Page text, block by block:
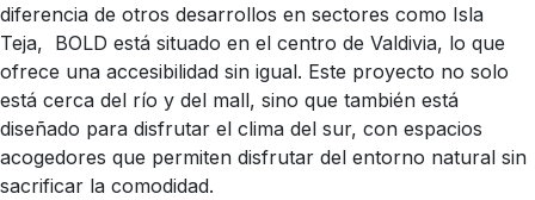
diferencia de otros desarrollos en sectores como Isla
Teja, BOLD está situado en el centro de Valdivia, lo que
ofrece una accesibilidad sin igual. Este proyecto no solo
está cerca del río y del mall, sino que también está
diseñado para disfrutar el clima del sur, con espacios
acogedores que permiten disfrutar del entorno natural sin
sacrificar la comodidad.